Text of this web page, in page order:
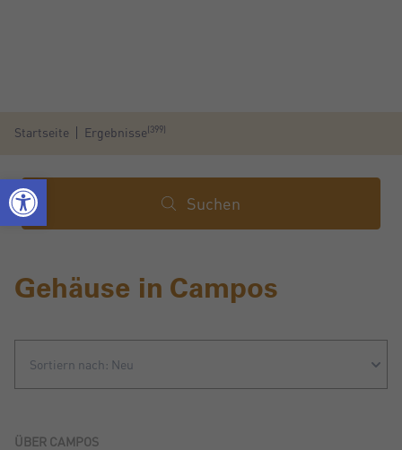
Startseite Ergebnisse(399)
Suchen
Gehäuse in Campos
Sortiern nach: Neu
Sortiern nach: Preis absteigend
ÜBER CAMPOS